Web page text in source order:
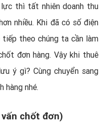
thì tất nhiên doanh thu
nhiều. Khi đã có số điện
tiếp theo chúng ta cần làm
đơn hàng. Vậy khi thuê
ý gì? Cùng chuyển sang
hàng nhé.
chốt đơn)